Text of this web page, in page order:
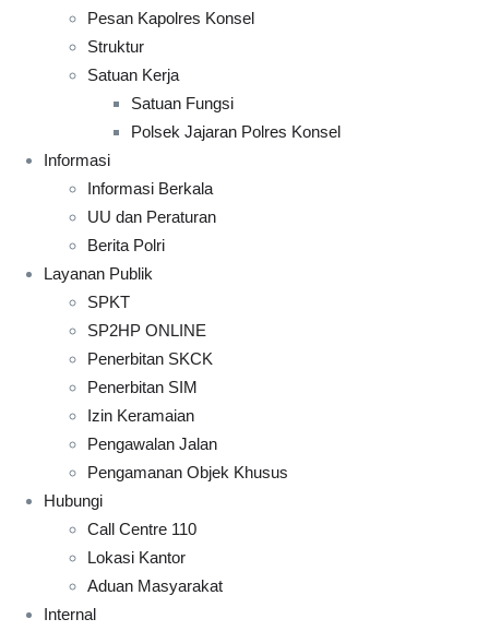
Pesan Kapolres Konsel
Struktur
Satuan Kerja
Satuan Fungsi
Polsek Jajaran Polres Konsel
Informasi
Informasi Berkala
UU dan Peraturan
Berita Polri
Layanan Publik
SPKT
SP2HP ONLINE
Penerbitan SKCK
Penerbitan SIM
Izin Keramaian
Pengawalan Jalan
Pengamanan Objek Khusus
Hubungi
Call Centre 110
Lokasi Kantor
Aduan Masyarakat
Internal